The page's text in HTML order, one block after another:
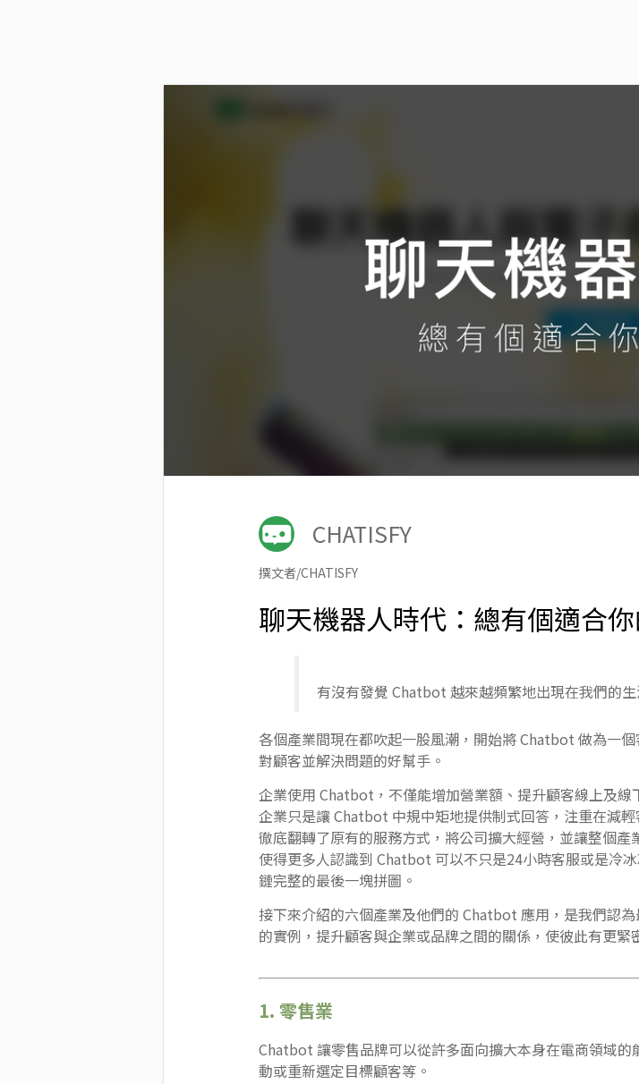
CHATISFY
撰文者/CHATISFY
聊天機器人時代：總有個適合
有沒有發覺 Chatbot 越來越頻繁地出現在我們的生
各個產業間現在都吹起一股風潮，開始將 Chatbot 做為一
對顧客並解決問題的好幫手。
企業使用 Chatbot，不僅能增加營業額、提升顧客線上及
企業只是讓 Chatbot 中規中矩地提供制式回答，注重在減
徹底翻轉了原有的服務方式，將公司擴大經營，並讓整個
使得更多人認識到 Chatbot 可以不只是24小時客服或是冷
鏈完整的最後一塊拼圖。
接下來介紹的六個產業及他們的 Chatbot 應用，是我們認
的實例，提升顧客與企業或品牌之間的關係，使彼此有更緊
1. 零售業
Chatbot 讓零售品牌可以從許多面向擴大本身在電商領域
動或重新選定目標顧客等。